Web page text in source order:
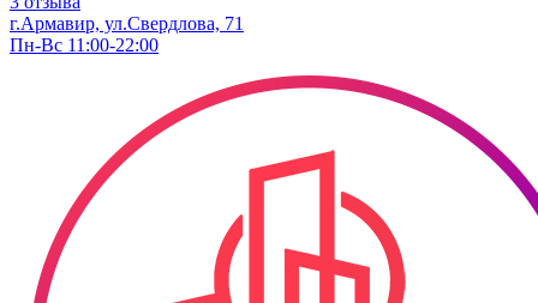
г.Армавир, ул.Свердлова, 71
Пн-Вс 11:00-22:00